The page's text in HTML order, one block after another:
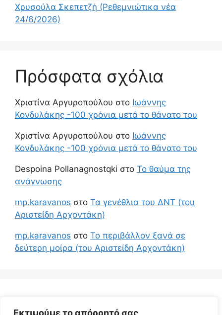
Εκτιμούμε το απόρρητό σας
Χρυσούλα Σκεπετζή (Ρεθεμνιώτικα νέα
24/6/2026)
Πρόσφατα σχόλια
Χριστίνα Αργυροπούλου στο Ιωάννης
Κονδυλάκης -100 χρόνια μετά το θάνατο του
Χριστίνα Αργυροπούλου στο Ιωάννης
Κονδυλάκης -100 χρόνια μετά το θάνατο του
Despoina Pollanagnostqki στο Το θαύμα της
ανάγνωσης
mp.karavanos στο Τα γενέθλια του ΔΝΤ (του
Αριστείδη Αρχοντάκη)
mp.karavanos στο Το περιβάλλον ξανά σε
δεύτερη μοίρα (του Αριστείδη Αρχοντάκη)